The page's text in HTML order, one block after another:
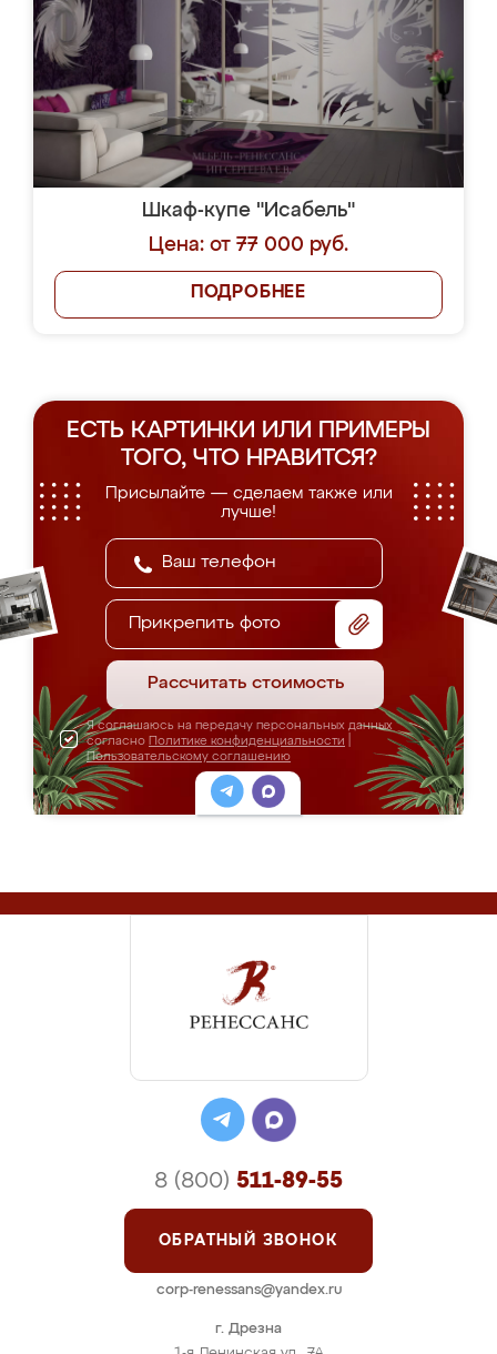
Шкаф-купе "Исабель"
Цена: от 77 000 руб.
ПОДРОБНЕЕ
ЕСТЬ КАРТИНКИ ИЛИ ПРИМЕРЫ
ТОГО, ЧТО НРАВИТСЯ?
Присылайте — сделаем также или
лучше!
Прикрепить фото
Рассчитать стоимость
Я соглашаюсь на передачу персональных данных
согласно Политике конфиденциальности
Пользовательскому соглашению
г. Дрезна
8 (800) 511-89-55
ОБРАТНЫЙ ЗВОНОК
corp-renessans@yandex.ru